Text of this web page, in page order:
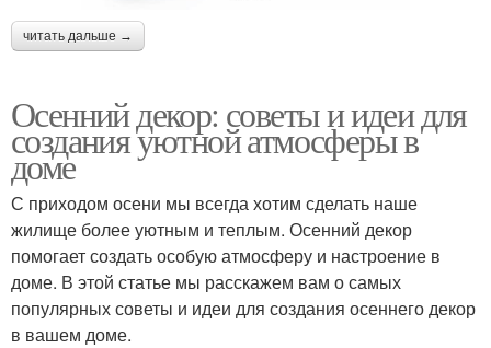
читать дальше →
Осенний декор: советы и идеи для
создания уютной атмосферы в
доме
С приходом осени мы всегда хотим сделать наше
жилище более уютным и теплым. Осенний декор
помогает создать особую атмосферу и настроение в
доме. В этой статье мы расскажем вам о самых
популярных советы и идеи для создания осеннего декор
в вашем доме.